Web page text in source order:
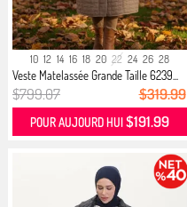
10 12 14 16 18 20 22 24 26 28
Veste Matelassée Grande Taille 6239...
$799.07 $319.99
POUR AUJOURD HUI$191.99